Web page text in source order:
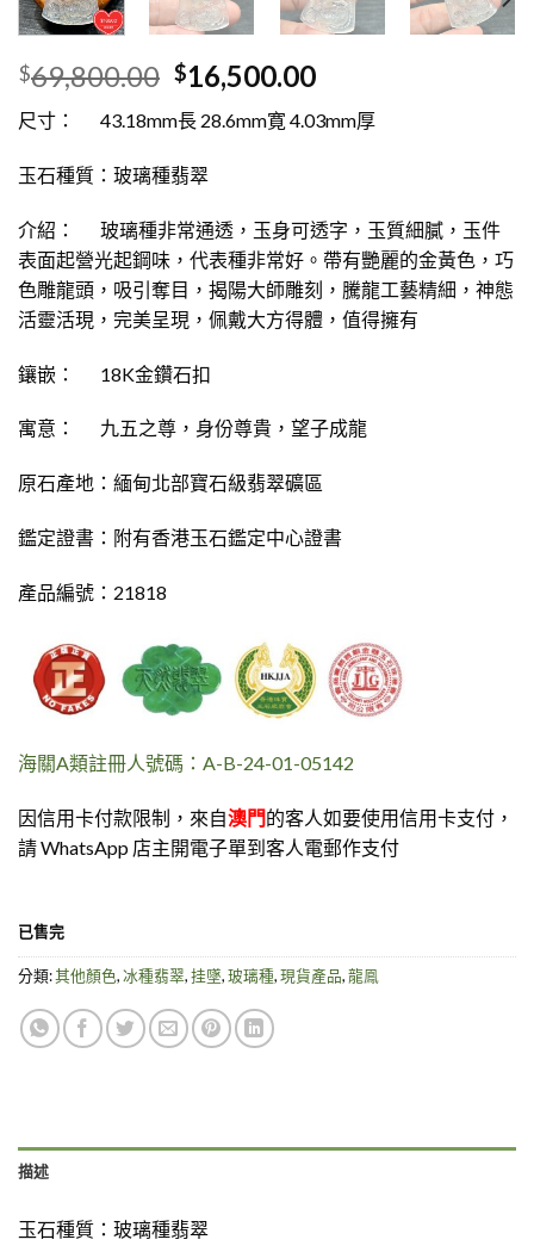
$69,800.00 $16,500.00
尺寸： 43.18mm長 28.6mm寛 4.03mm厚
玉石種質：玻璃種翡翠
介紹： 玻璃種非常通透，玉身可透字，玉質細膩，玉件
表面起營光起鋼味，代表種非常好。帶有艷麗的金黃色，巧
色雕龍頭，吸引奪目，揭陽大師雕刻，騰龍工藝精細，神態
活靈活現，完美呈現，佩戴大方得體，值得擁有
鑲嵌： 18K金鑽石扣
寓意： 九五之尊，身份尊貴，望子成龍
原石產地：緬甸北部寶石級翡翠礦區
鑑定證書：附有香港玉石鑑定中心證書
產品編號：21818
海關A類註冊人號碼：A-B-24-01-05142
因信用卡付款限制，來自澳門的客人如要使用信用卡支付，
請 WhatsApp 店主開電子單到客人電郵作支付
已售完
分類:其他顏色,冰種翡翠,挂墜,玻璃種,現貨產品,龍鳯
描述
玉石種質： 玻璃種翡翠